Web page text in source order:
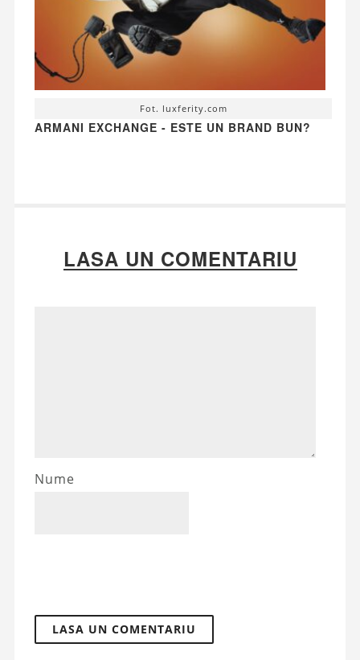
Fot. luxferity.com
ARMANI EXCHANGE - ESTE UN BRAND BUN?
LASA UN COMENTARIU
Nume